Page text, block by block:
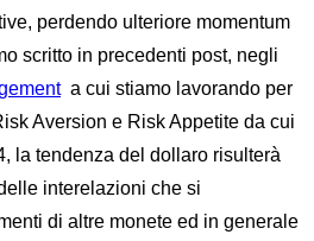
perdendo ulteriore momentum
scritto in precedenti post, negli
a cui stiamo lavorando per
Aversion e Risk Appetite da cui
la tendenza del dollaro risulterà
interelazioni che si
di altre monete ed in generale